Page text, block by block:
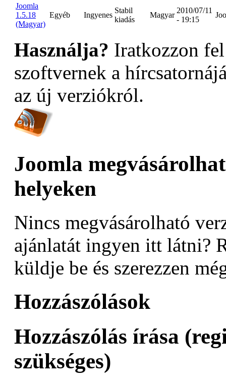
Joomla
1.5.18
(Magyar)
Egyéb Ingyenes
Stabil
kiadás
Magyar
2010/07/11
- 19:15
Használja? Iratkozzon
szoftvernek a
az új verziókról.
Joomla
helyeken
Nincs megvásárolható
ajánlatát ingyen itt látni?
küldje be és szerezzen
Hozzászólások
Hozzászólás írása
szükséges)